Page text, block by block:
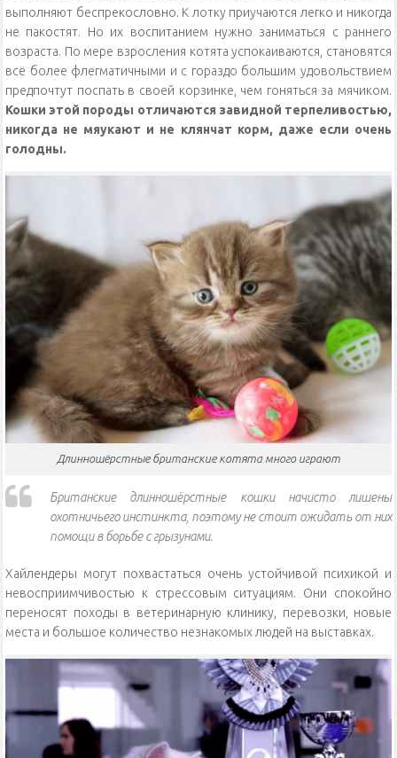
выполняют беспрекословно. К лотку приучаются легко и никогда
не пакостят. Но их воспитанием нужно заниматься с раннего
возраста. По мере взросления котята успокаиваются, становятся
всё более флегматичными и с гораздо большим удовольствием
предпочтут поспать в своей корзинке, чем гоняться за мячиком.
Кошки этой породы отличаются завидной терпеливостью,
никогда не мяукают и не клянчат корм, даже если очень
голодны.
Длинношёрстные британские котята много играют
Британские длинношёрстные кошки начисто лишены
охотничьего инстинкта, поэтому не стоит ожидать от них
помощи в борьбе с грызунами.
Хайлендеры могут похвастаться очень устойчивой психикой и
невосприимчивостью к стрессовым ситуациям. Они спокойно
переносят походы в ветеринарную клинику, перевозки, новые
места и большое количество незнакомых людей на выставках.